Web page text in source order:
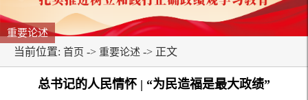
重要论述
当前位置: 首页 -> 重要论述 -> 正文
总书记的人民情怀 | “为民造福是最大政绩”